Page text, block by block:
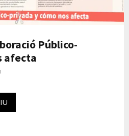
Público-
afecta